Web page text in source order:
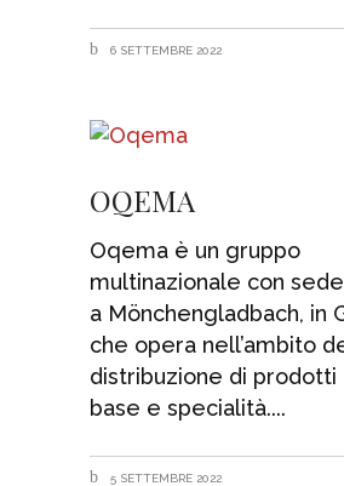
6 SETTEMBRE 2022
OQEMA
Oqema è un gruppo
multinazionale con
a Mönchengladbach, in
che opera nell’ambito
distribuzione di prodotti
base e specialità.
5 SETTEMBRE 2022